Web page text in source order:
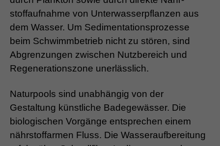
stoffaufnahme von Unterwasserpflanzen aus
dem Wasser. Um Sedimentationsprozesse
beim Schwimmbetrieb nicht zu stören, sind
Abgrenzungen zwischen Nutzbereich und
Regenerationszone unerlässlich.
Naturpools sind unabhängig von der
Gestaltung künstliche Badegewässer. Die
biologischen Vorgänge entsprechen einem
nährstoffarmen Fluss. Die Wasseraufbereitung